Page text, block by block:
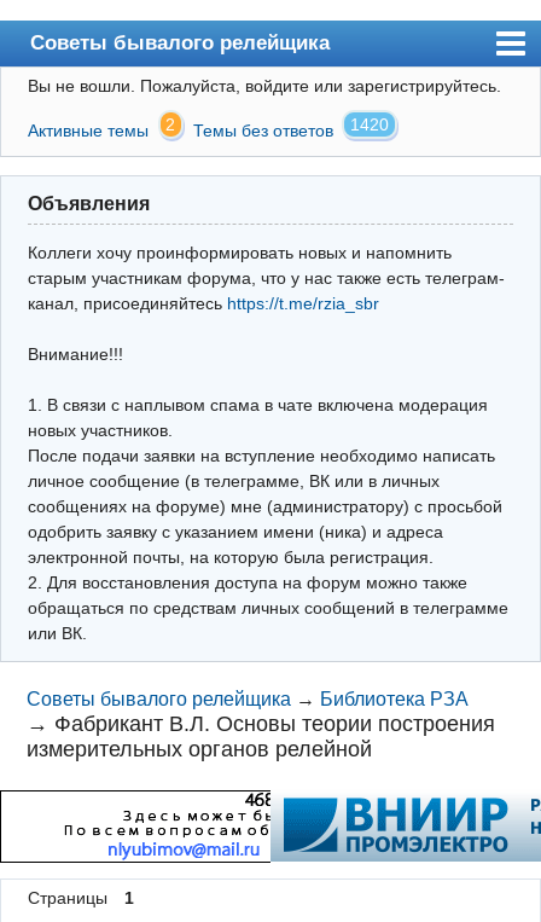
Советы бывалого релейщика
Форум
Правила
Поиск
Регистрация
Архив
Почта
Поиск релейщика
Видео РЗиА
Фотохостинг
Телеграм
Вы не вошли. Пожалуйста, войдите или зарегистрируйтесь.
Активные темы 2 Темы без ответов 1420
Объявления
Коллеги хочу проинформировать новых и напомнить
старым участникам форума, что у нас также есть телеграм-
канал, присоединяйтесь https://t.me/rzia_sbr
Внимание!!!
1. В связи с наплывом спама в чате включена модерация
новых участников.
После подачи заявки на вступление необходимо написать
личное сообщение (в телеграмме, ВК или в личных
сообщениях на форуме) мне (администратору) с просьбой
одобрить заявку с указанием имени (ника) и адреса
электронной почты, на которую была регистрация.
2. Для восстановления доступа на форум можно также
обращаться по средствам личных сообщений в телеграмме
или ВК.
Советы бывалого релейщика → Библиотека РЗА
→ Фабрикант В.Л. Основы теории построения
измерительных органов релейной
Страницы
1